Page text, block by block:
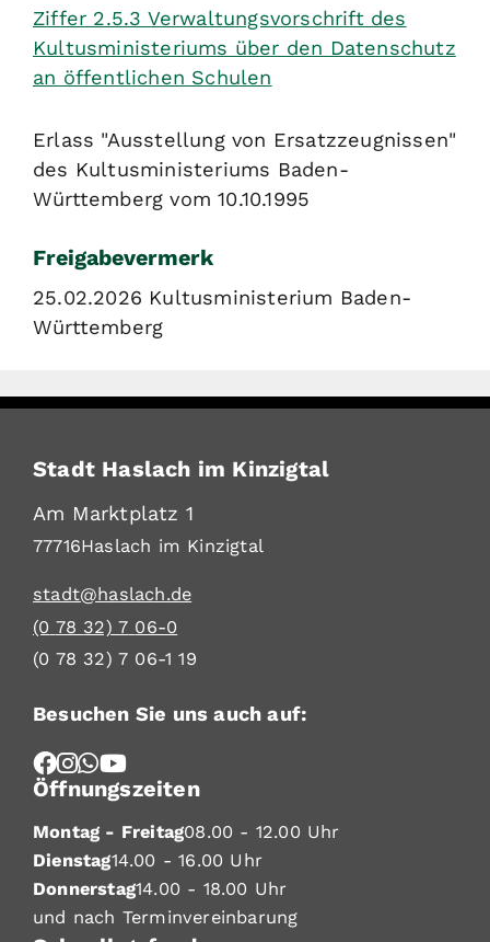
Ziffer 2.5.3 Verwaltungsvorschrift des
Kultusministeriums über den Datenschutz
an öffentlichen Schulen
Erlass "Ausstellung von Ersatzzeugnissen"
des Kultusministeriums Baden-
Württemberg vom 10.10.1995
Freigabevermerk
25.02.2026 Kultusministerium Baden-
Württemberg
Stadt Haslach im Kinzigtal
Am Marktplatz 1
77716Haslach im Kinzigtal
stadt@haslach.de
(0 78 32) 7 06-0
(0 78 32) 7 06-1 19
Besuchen Sie uns auch auf:
Öffnungszeiten
Montag - Freitag08.00 - 12.00 Uhr
Dienstag14.00 - 16.00 Uhr
Donnerstag14.00 - 18.00 Uhr
und nach Terminvereinbarung